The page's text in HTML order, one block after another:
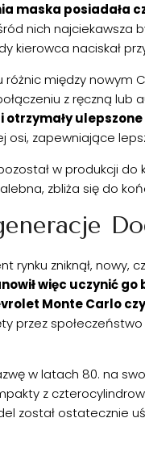
maska posiadała
nich najciekawsza
kierowca naciskał
różnic między
z ręczną lub
osi, zapewniające
w produkcji do
zbliża się do
rynku zniknął, nowy,
więc uczynić
Monte Carlo
przez
w latach 80. na
z
został ostatecznie